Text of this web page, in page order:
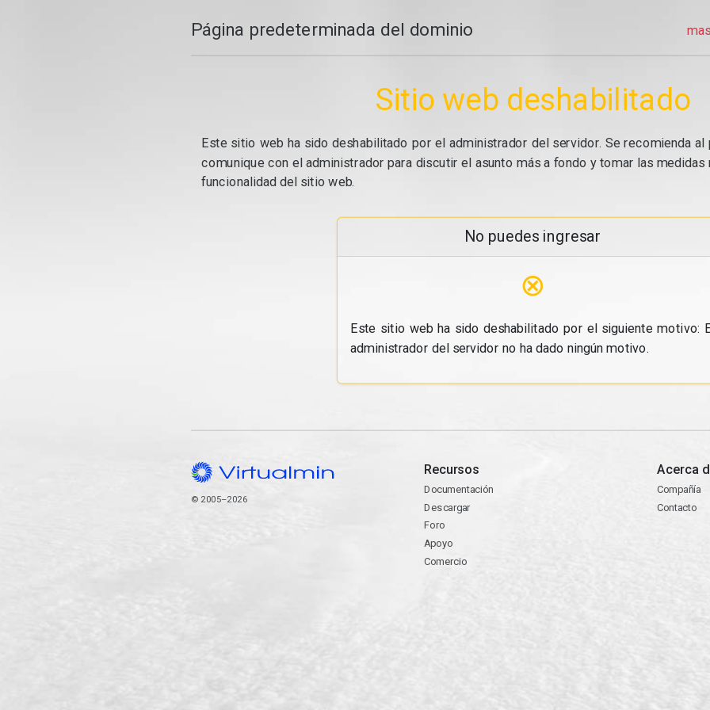
Página predeterminada del dominio
Sitio web deshabilitado
Este sitio web ha sido deshabilitado por el administrador del servidor. Se recomienda
comunique con el administrador para discutir el asunto más a fondo y tomar las medidas
funcionalidad del sitio web.
No puedes ingresar
⊗
Este sitio web ha sido deshabilitado por el siguiente motivo:
administrador del servidor no ha dado ningún motivo.
© 2005–2026
Recursos
Documentación
Descargar
Foro
Apoyo
Comercio
Acerca
Compañía
Contacto